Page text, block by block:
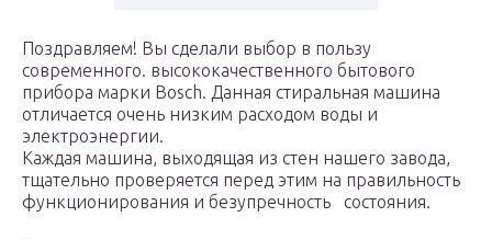
Поздравляем! Вы сделали выбор в пользу
современного. высококачественного бытового
прибора марки Bosch. Данная стиральная машина
отличается очень низким расходом воды и
электроэнергии.
Каждая машина, выходящая из стен нашего завода,
тщательно проверяется перед этим на правильность
функционирования и безупречность состояния.